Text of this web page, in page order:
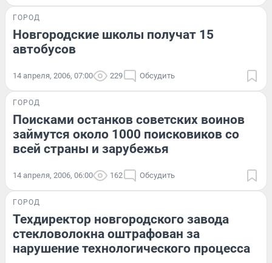
ГОРОД
Новгородские школы получат 15
автобусов
14 апреля, 2006, 07:00 229 Обсудить
ГОРОД
Поисками останков советских воинов
займутся около 1000 поисковиков со
всей страны и зарубежья
14 апреля, 2006, 06:00 162 Обсудить
ГОРОД
Техдиректор новгородского завода
стекловолокна оштрафован за
нарушение технологического процесса